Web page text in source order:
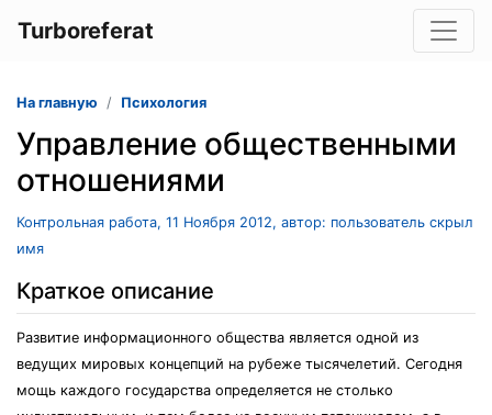
Turboreferat
На главную Психология
Управление общественными
отношениями
Контрольная работа, 11 Ноября 2012, автор: пользователь скрыл
имя
Краткое описание
Развитие информационного общества является одной из
ведущих мировых концепций на рубеже тысячелетий. Сегодня
мощь каждого государства определяется не столько